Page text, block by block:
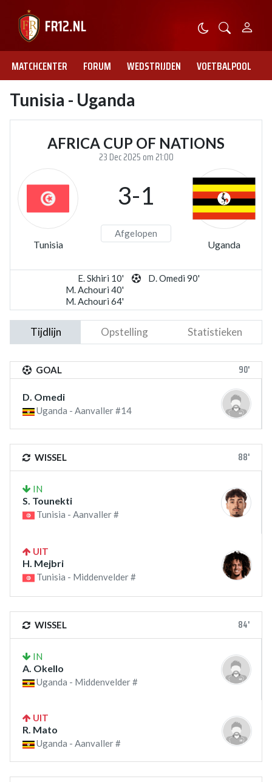
MATCHCENTER FORUM WEDSTRIJDEN VOETBALPOOL
Tunisia - Uganda
AFRICA CUP OF NATIONS
23 Dec 2025 om 21:00
Tunisia
3-1
Afgelopen
Uganda
E. Skhiri 10'
M. Achouri 40'
M. Achouri 64'
D. Omedi 90'
Tijdlijn Opstelling Statistieken
GOAL 90'
D. Omedi
Uganda - Aanvaller #14
WISSEL 88'
IN
S. Tounekti
Tunisia - Aanvaller #
UIT
H. Mejbri
Tunisia - Middenvelder #
WISSEL 84'
IN
A. Okello
Uganda - Middenvelder #
UIT
R. Mato
Uganda - Aanvaller #